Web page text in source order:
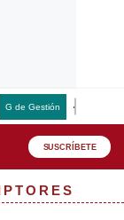
G de Gestión
SUSCRÍBETE